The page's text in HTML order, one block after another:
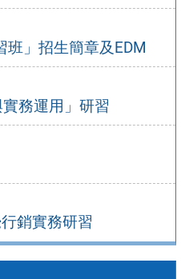
」招生簡章及EDM
實務運用」研習
銷實務研習